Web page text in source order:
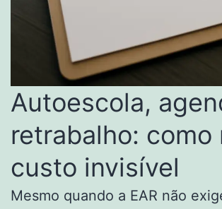
Autoescola,
retrabalho: como
custo invisível
Mesmo quando a EAR não